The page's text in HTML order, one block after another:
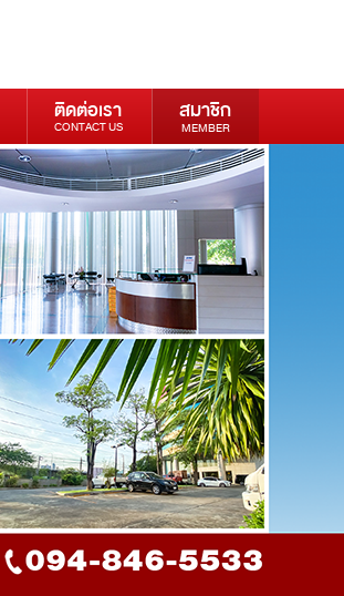
ติดต่อเรา
CONTACT US
สมาชิก
MEMBER